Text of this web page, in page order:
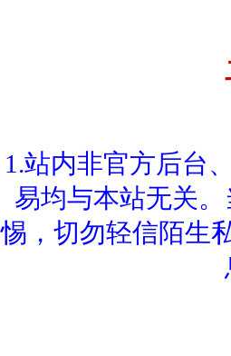
1.站内非官方后台
易均与本站无关
惕，切勿轻信陌生